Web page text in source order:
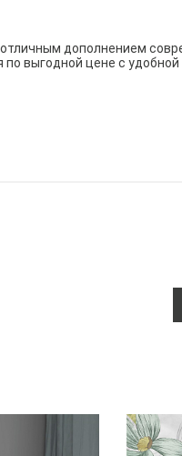
дополнением
выгодной цене с